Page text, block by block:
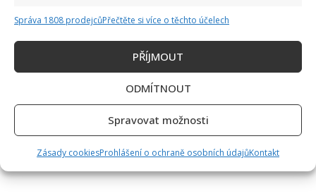
Správa 1808 prodejcůPřečtěte si více o těchto účelech
PŘÍJMOUT
ODMÍTNOUT
Spravovat možnosti
Zásady cookiesProhlášení o ochraně osobních údajůKontakt